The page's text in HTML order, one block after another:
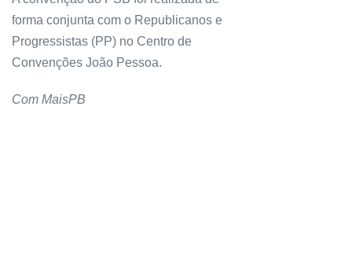
forma conjunta com o Republicanos e
Progressistas (PP) no Centro de
Convenções João Pessoa.
Com MaisPB